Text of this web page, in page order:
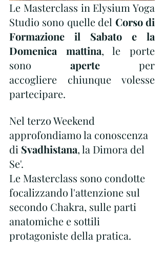
Le Masterclass in Elysium Yoga
Studio sono quelle del Corso di
Formazione il Sabato e la
Domenica mattina, le porte
sono aperte per
accogliere
chiunque volesse
partecipare.
Nel terzo Weekend
approfondiamo la conoscenza
di Svadhistana, la Dimora del
Se'.
Le Masterclass sono condotte
focalizzando l'attenzione sul
secondo Chakra, sulle parti
anatomiche e sottili
protagoniste della pratica.